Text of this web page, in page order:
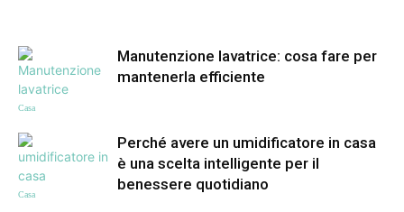
Casa
Manutenzione lavatrice: cosa fare per
mantenerla efficiente
Casa
Perché avere un umidificatore in casa
è una scelta intelligente per il
benessere quotidiano